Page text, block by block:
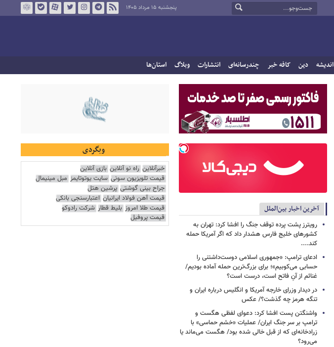
پنجشنبه ۱۵ مرداد ۱۴۰۵
اندیشه دین کافه خبر چندرسانه‌ای انتشارات وبلاگ استان‌ها
آخرین اخبار بین‌الملل
رویترز پشت پرده توقف جنگ را افشا کرد: تهران به
کشورهای خلیج فارس هشدار داد که اگر آمریکا حمله
کند....
ادعای ترامپ: «جمهوری اسلامی دوست‌داشتنی را
حسابی می‌کوبیم»؛ برای بزرگ‌ترین حمله آماده بودیم/
غنائم از آنِ فاتح است، درست است؟
در دیدار وزرای خارجه آمریکا و انگلیس درباره ایران و
تنگه هرمز چه گذشت؟/ عکس
واشنگتن پست افشا کرد: دعوای لفظی هگست و
ترامپ بر سر جنگ ایران/ عملیات «خشم حماسی» با
زرادخانه‌ای که از قبل خالی شده بود/ هگست می‌ماند یا
می‌رود؟
وبگردی
خبرآنلاین راه نو آنلاین بازی آنلاین
قیمت تلویزیون سونی سایت یوتوتایمز مبل مینیمال
جراح بینی گوشتی پرشین هتل
قیمت آهن فولاد ایرانیان اعتبارسنجی بانکی
قیمت طلا امروز بلیط قطار شرکت رادوکو
قیمت پروفیل